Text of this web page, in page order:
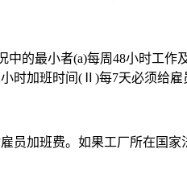
最小者(a)每周48小时工作
时加班时间(Ⅱ)每7天必须给雇
加班费。如果工厂所在国家